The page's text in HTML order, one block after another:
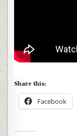
Share this:
Facebook